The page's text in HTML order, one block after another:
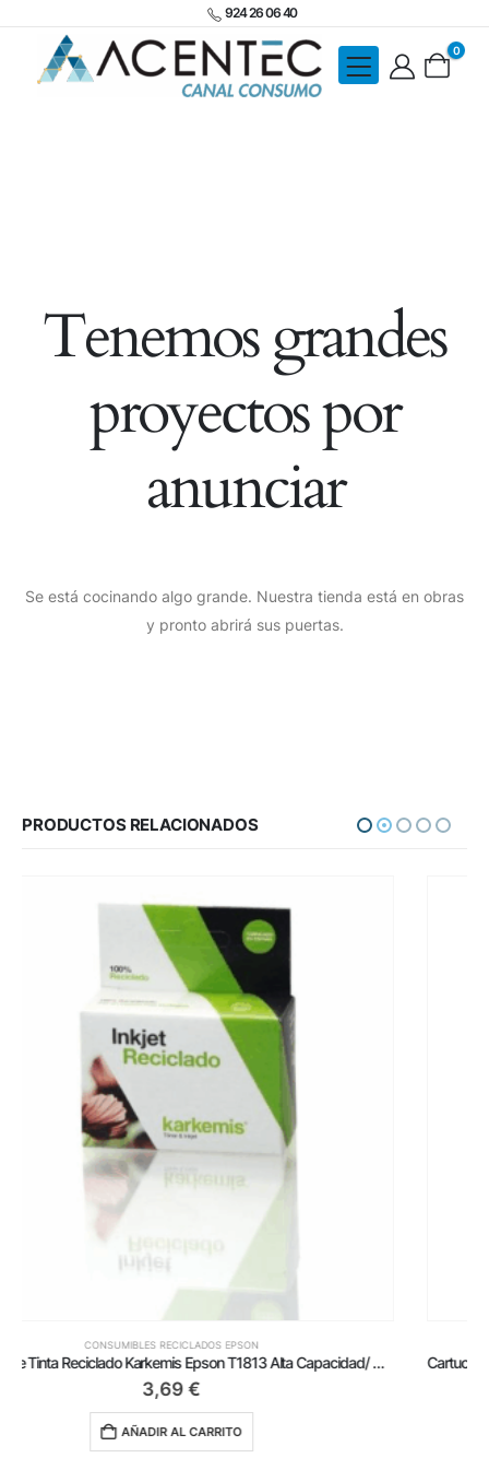
924 26 06 40
0
Tenemos grandes
proyectos por
anunciar
Se está cocinando algo grande. Nuestra tienda está en obras
y pronto abrirá sus puertas.
PRODUCTOS RELACIONADOS
CONSUMIBLES RECICLADOS EPSON
Cartucho de Tinta Reciclado Karkemis Epson 502XXL Alta Capacidad/ Cian
AÑADIR AL CARRITO